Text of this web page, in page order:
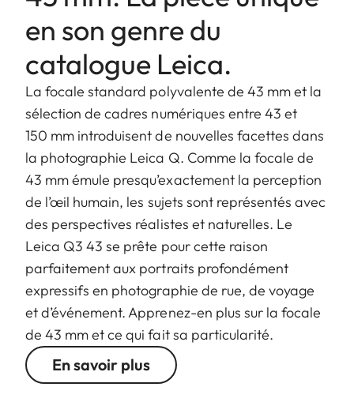
en son genre du
catalogue Leica.
La focale standard polyvalente de 43 mm et la
sélection de cadres numériques entre 43 et
150 mm introduisent de nouvelles facettes dans
la photographie Leica Q. Comme la focale de
43 mm émule presqu’exactement la perception
de l’œil humain, les sujets sont représentés avec
des perspectives réalistes et naturelles. Le
Leica Q3 43 se prête pour cette raison
parfaitement aux portraits profondément
expressifs en photographie de rue, de voyage
et d’événement. Apprenez-en plus sur la focale
de 43 mm et ce qui fait sa particularité.
En savoir plus